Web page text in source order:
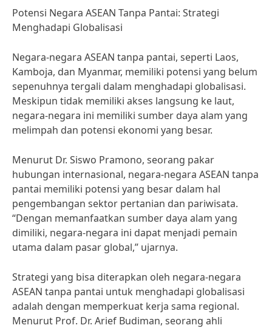
Potensi Negara ASEAN Tanpa Pantai: Strategi
Menghadapi Globalisasi
Negara-negara ASEAN tanpa pantai, seperti Laos,
Kamboja, dan Myanmar, memiliki potensi yang belum
sepenuhnya tergali dalam menghadapi globalisasi.
Meskipun tidak memiliki akses langsung ke laut,
negara-negara ini memiliki sumber daya alam yang
melimpah dan potensi ekonomi yang besar.
Menurut Dr. Siswo Pramono, seorang pakar
hubungan internasional, negara-negara ASEAN tanpa
pantai memiliki potensi yang besar dalam hal
pengembangan sektor pertanian dan pariwisata.
“Dengan memanfaatkan sumber daya alam yang
dimiliki, negara-negara ini dapat menjadi pemain
utama dalam pasar global,” ujarnya.
Strategi yang bisa diterapkan oleh negara-negara
ASEAN tanpa pantai untuk menghadapi globalisasi
adalah dengan memperkuat kerja sama regional.
Menurut Prof. Dr. Arief Budiman, seorang ahli